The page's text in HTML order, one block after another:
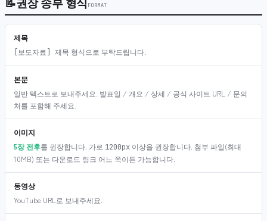
FORMAT
제목
[보도자료] 제목 형식으로 부탁드립니다.
본문
일반 텍스트로 보내주세요. 발표일 / 개요 / 상세 / 공식 사이트 URL / 문의
처를 포함해 주세요.
이미지
5장 전후를 권장합니다. 가로 1200px 이상을 권장합니다. 첨부 파일(최대
10MB) 또는 다운로드 링크 어느 쪽이든 가능합니다.
동영상
YouTube URL로 보내주세요.